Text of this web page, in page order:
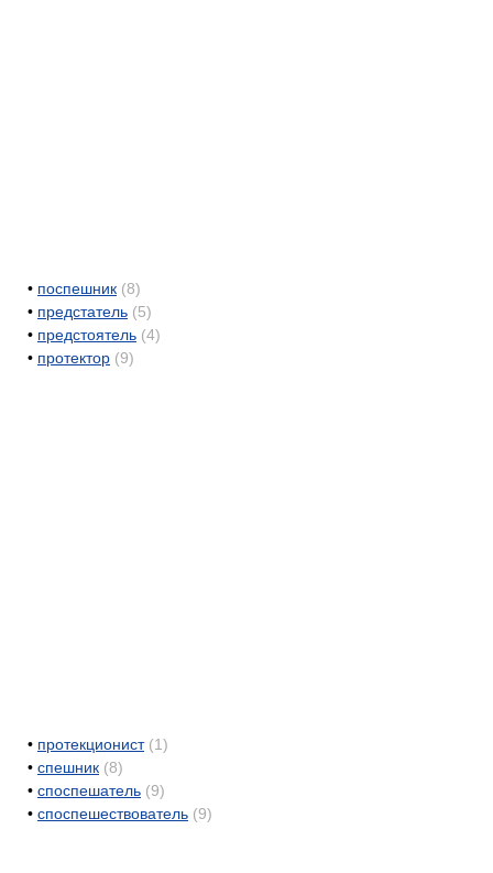
• поспешник (8)
• предстатель (5)
• предстоятель (4)
• протектор (9)
• протекционист (1)
• спешник (8)
• споспешатель (9)
• споспешествователь (9)